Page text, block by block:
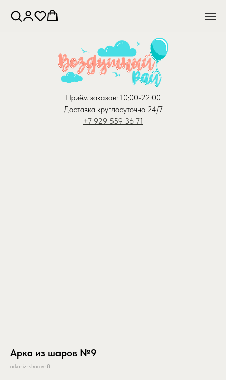
Приём заказов: 10:00-22:00
Доставка круглосуточно 24/7
+7 929 559 36 71
Арка из шаров №9
arka-iz-sharov-8